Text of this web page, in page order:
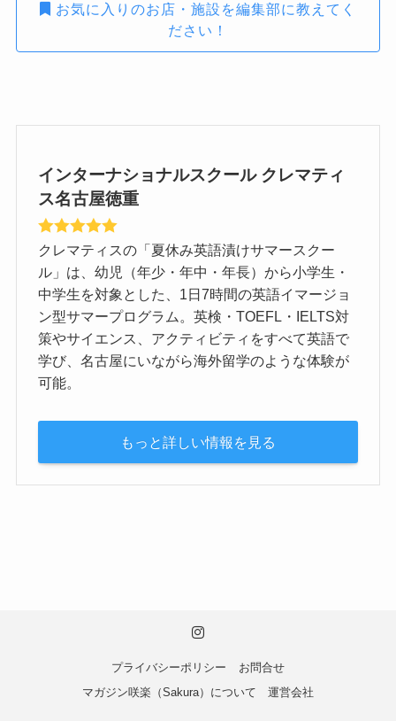
お気に入りのお店・施設を編集部に教えてく
ださい！
インターナショナルスクール クレマティ
ス名古屋徳重
クレマティスの「夏休み英語漬けサマースクー
ル」は、幼児（年少・年中・年長）から小学生・
中学生を対象とした、1日7時間の英語イマージョ
ン型サマープログラム。英検・TOEFL・IELTS対
策やサイエンス、アクティビティをすべて英語で
学び、名古屋にいながら海外留学のような体験が
可能。
もっと詳しい情報を見る
プライバシーポリシー
お問合せ
マガジン咲楽（Sakura）について
運営会社